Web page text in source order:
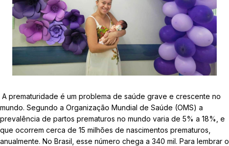
A prematuridade é um problema de saúde grave e crescente no
mundo. Segundo a Organização Mundial de Saúde (OMS) a
prevalência de partos prematuros no mundo varia de 5% a 18%, e
que ocorrem cerca de 15 milhões de nascimentos prematuros,
anualmente. No Brasil, esse número chega a 340 mil. Para lembrar o